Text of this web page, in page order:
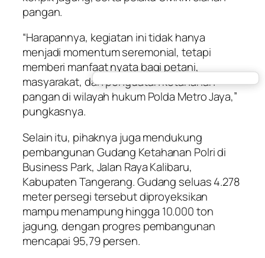
pangan.
“Harapannya, kegiatan ini tidak hanya
menjadi momentum seremonial, tetapi
memberi manfaat nyata bagi petani,
masyarakat, dan penguatan ketahanan
pangan di wilayah hukum Polda Metro Jaya,”
pungkasnya.
Selain itu, pihaknya juga mendukung
pembangunan Gudang Ketahanan Polri di
Business Park, Jalan Raya Kalibaru,
Kabupaten Tangerang. Gudang seluas 4.278
meter persegi tersebut diproyeksikan
mampu menampung hingga 10.000 ton
jagung, dengan progres pembangunan
mencapai 95,79 persen.